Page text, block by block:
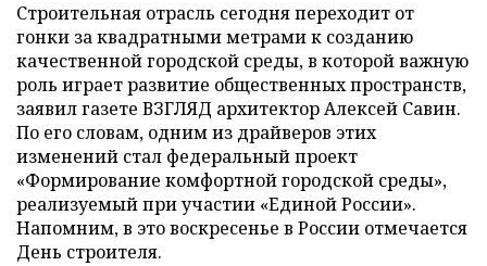
Строительная отрасль сегодня переходит от
гонки за квадратными метрами к созданию
качественной городской среды, в которой важную
роль играет развитие общественных пространств,
заявил газете ВЗГЛЯД архитектор Алексей Савин.
По его словам, одним из драйверов этих
изменений стал федеральный проект
«Формирование комфортной городской среды»,
реализуемый при участии «Единой России».
Напомним, в это воскресенье в России отмечается
День строителя.